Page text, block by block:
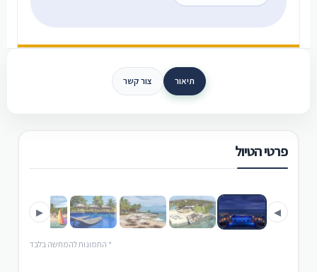
תיאור צור קשר
פרטי הטיול
◀
▶
* התמונות להמחשה בלבד